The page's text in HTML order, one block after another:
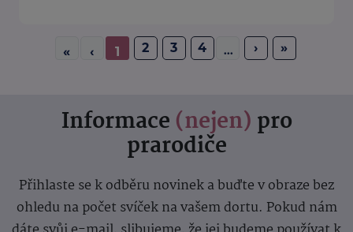
« ‹ 1 2 3 4 ... › »
Informace (nejen) pro
prarodiče
Přihlaste se k odběru novinek a buďte v obraze bez
ohledu na počet svíček na vašem dortu. Pokud nám